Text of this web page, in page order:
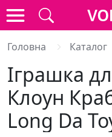
Головна Каталог
Іграшка
Клоун
Long Da